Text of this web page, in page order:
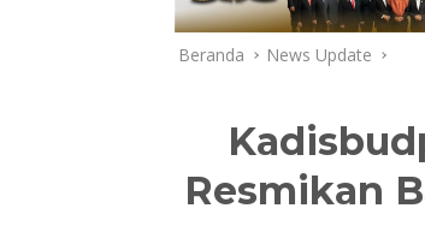
Beranda News Update
Resmikan